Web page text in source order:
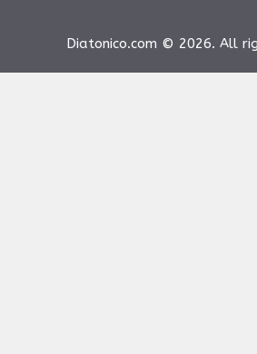
Diatonico.com © 2026. All